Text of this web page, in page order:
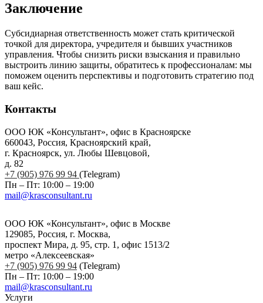
Заключение
Субсидиарная ответственность может стать критической
точкой для директора, учредителя и бывших участников
управления. Чтобы снизить риски взыскания и правильно
выстроить линию защиты, обратитесь к профессионалам: мы
поможем оценить перспективы и подготовить стратегию под
ваш кейс.
Контакты
ООО ЮК «Консультант», офис в Красноярске
660043, Россия, Красноярский край,
г. Красноярск, ул. Любы Шевцовой,
д. 82
+7 (905) 976 99 94 (Telegram)
Пн – Пт: 10:00 – 19:00
mail@krasconsultant.ru
ООО ЮК «Консультант», офис в Москве
129085, Россия, г. Москва,
проспект Мира, д. 95, стр. 1, офис 1513/2
метро «Алексеевская»
+7 (905) 976 99 94 (Telegram)
Пн – Пт: 10:00 – 19:00
mail@krasconsultant.ru
Услуги